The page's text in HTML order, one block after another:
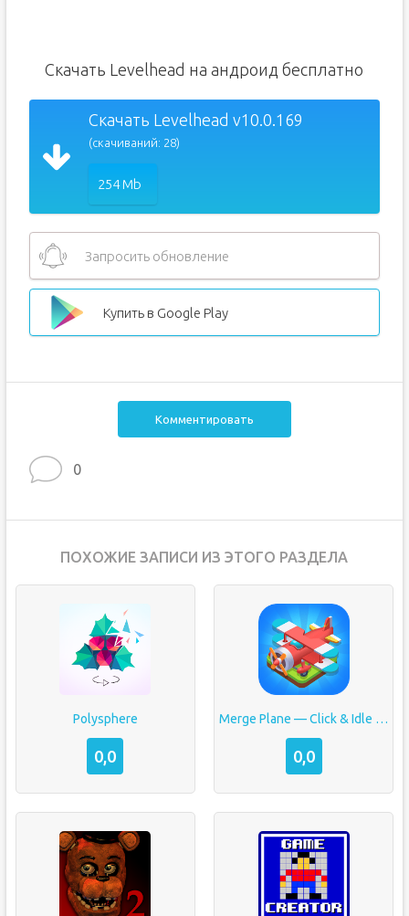
Скачать Levelhead на андроид бесплатно
Скачать Levelhead v10.0.169
(скачиваний: 28)
254 Mb
Запросить обновление
Купить в Google Play
Комментировать
0
ПОХОЖИЕ ЗАПИСИ ИЗ ЭТОГО РАЗДЕЛА
Polysphere
0,0
Merge Plane — Click & Idle Tycoon
0,0